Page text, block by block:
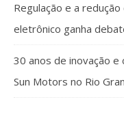
Regulação e a
eletrônico ganha
30 anos de inovação e
Sun Motors no Rio